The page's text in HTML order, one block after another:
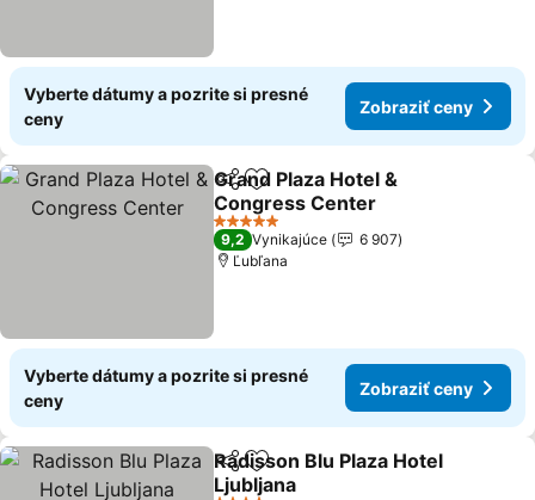
Vyberte dátumy a pozrite si presné
ceny
Zobraziť ceny
ZdieľaťPridať do obľúbených
Grand Plaza Hotel &
Congress Center
5 Počet hviezdičiek
9,2 Vynikajúce
6 907
Ľubľana
Vyberte dátumy a pozrite si presné
ceny
Zobraziť ceny
ZdieľaťPridať do obľúbených
Radisson Blu Plaza Hotel
Ljubljana